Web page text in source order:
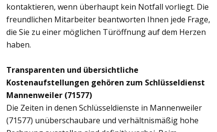
kontaktieren, wenn überhaupt kein Notfall vorliegt. Die
freundlichen Mitarbeiter beantworten Ihnen jede Frage,
die Sie zu einer möglichen Türöffnung auf dem Herzen
haben.
Transparenten und übersichtliche
Kostenaufstellungen gehören zum Schlüsseldienst
Mannenweiler (71577)
Die Zeiten in denen Schlüsseldienste in Mannenweiler
(71577) unüberschaubare und verhältnismäßig hohe